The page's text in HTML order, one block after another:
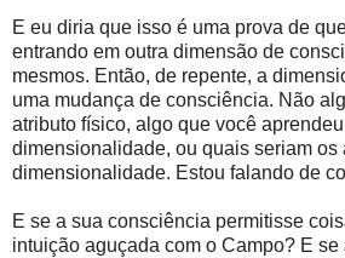
E eu diria que isso é uma prova de
entrando em outra dimensão de
mesmos. Então, de repente, a
uma mudança de consciência. Não
atributo físico, algo que você
dimensionalidade, ou quais seriam os
dimensionalidade. Estou falando de
E se a sua consciência permitisse
intuição aguçada com o Campo? E